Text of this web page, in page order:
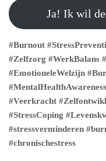
Ja! Ik wil
#Burnout
#Zelfzorg #WerkBalans
#EmotioneleWelzijn
#MentalHealthAwareness
#Veerkracht
#StressCoping
#stressverminderen
#chronischestress